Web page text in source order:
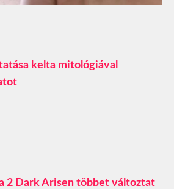
kelta mitológiával
2 Dark Arisen többet változtat